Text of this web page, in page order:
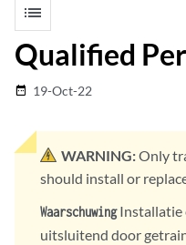
list
Qualified
date_range 19-Oct-22
WARNING:Only
should install or
WaarschuwingInstallatie
uitsluitend door